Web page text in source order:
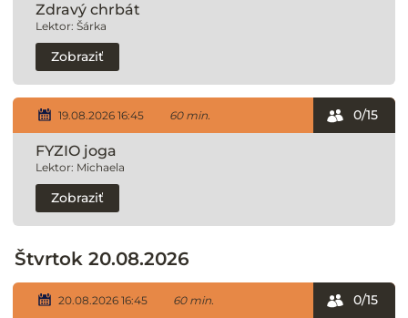
Zdravý chrbát
Lektor: Šárka
Zobraziť
19.08.2026 16:45 60 min.
FYZIO joga
Lektor: Michaela
0/15
Zobraziť
Štvrtok 20.08.2026
20.08.2026 16:45 60 min. 0/15